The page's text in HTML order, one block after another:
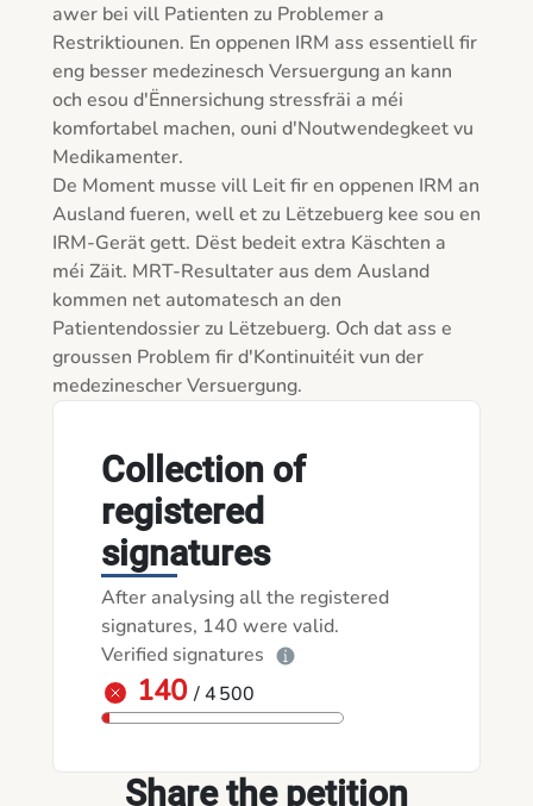
awer bei vill Patienten zu Problemer a
Restriktiounen. En oppenen IRM ass essentiell fir
eng besser medezinesch Versuergung an kann
och esou d'Ënnersichung stressfräi a méi
komfortabel machen, ouni d'Noutwendegkeet vu
Medikamenter.
De Moment musse vill Leit fir en oppenen IRM an
Ausland fueren, well et zu Lëtzebuerg kee sou en
IRM-Gerät gett. Dëst bedeit extra Käschten a
méi Zäit. MRT-Resultater aus dem Ausland
kommen net automatesch an den
Patientendossier zu Lëtzebuerg. Och dat ass e
groussen Problem fir d'Kontinuitéit vun der
Collection of
registered
signatures
After analysing all the registered
signatures, 140 were valid.
Verified signatures
140 / 4 500
Share the petition